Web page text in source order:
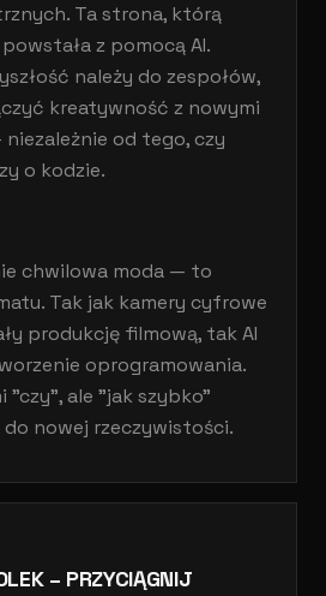
Ta strona, którą
z pomocą AI.
należy do zespołów,
kreatywność z nowymi
od tego, czy
o kodzie.
chwilowa moda — to
Tak jak kamery cyfrowe
produkcję filmową, tak AI
oprogramowania.
"czy", ale "jak szybko"
nowej rzeczywistości.
– PRZYCIĄGNIJ